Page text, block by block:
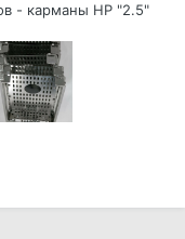
- карманы HP "2.5"
Ultra320 SCSI P/N